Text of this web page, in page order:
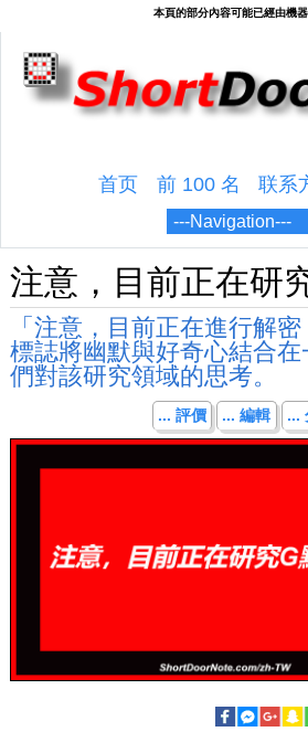
首页 前 100 名 联系
注意，目前正在研
「注意，目前正在進行解
標誌將幽默與好奇心結合在
們對該研究領域的思考。
... 評價 ... 編輯 ...